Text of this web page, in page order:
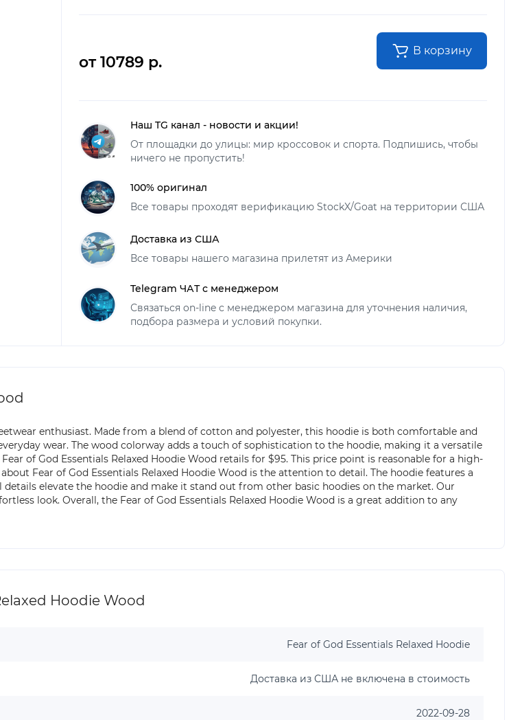
от 10789 р.
В корзину
Наш TG канал - новости и акции!
От площадки до улицы: мир кроссовок и спорта. Подпишись, чтобы
ничего не пропустить!
100% оригинал
Все товары проходят верификацию StockX/Goat на территории США
Доставка из США
Все товары нашего магазина прилетят из Америки
Telegram ЧАТ с менеджером
Связаться on-line с менеджером магазина для уточнения наличия,
подбора размера и условий покупки.
enthusiast. Made from a blend of cotton and polyester, this hoodie is both comfortable and
wear. The wood colorway adds a touch of sophistication to the hoodie, making it a versatile
of God Essentials Relaxed Hoodie Wood retails for $95. This price point is reasonable for a high-
Fear of God Essentials Relaxed Hoodie Wood is the attention to detail. The hoodie features a
elevate the hoodie and make it stand out from other basic hoodies on the market. Our
look. Overall, the Fear of God Essentials Relaxed Hoodie Wood is a great addition to any
Hoodie Wood
Fear of God Essentials Relaxed Hoodie
Доставка из США не включена в стоимость
2022-09-28